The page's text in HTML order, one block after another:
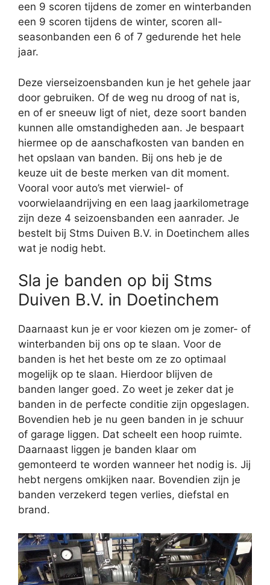
een 9 scoren tijdens de zomer en winterbanden
een 9 scoren tijdens de winter, scoren all-
seasonbanden een 6 of 7 gedurende het hele
jaar.
Deze vierseizoensbanden kun je het gehele jaar
door gebruiken. Of de weg nu droog of nat is,
en of er sneeuw ligt of niet, deze soort banden
kunnen alle omstandigheden aan. Je bespaart
hiermee op de aanschafkosten van banden en
het opslaan van banden. Bij ons heb je de
keuze uit de beste merken van dit moment.
Vooral voor auto’s met vierwiel- of
voorwielaandrijving en een laag jaarkilometrage
zijn deze 4 seizoensbanden een aanrader. Je
bestelt bij Stms Duiven B.V. in Doetinchem alles
wat je nodig hebt.
Sla je banden op bij Stms
Duiven B.V. in Doetinchem
Daarnaast kun je er voor kiezen om je zomer- of
winterbanden bij ons op te slaan. Voor de
banden is het het beste om ze zo optimaal
mogelijk op te slaan. Hierdoor blijven de
banden langer goed. Zo weet je zeker dat je
banden in de perfecte conditie zijn opgeslagen.
Bovendien heb je nu geen banden in je schuur
of garage liggen. Dat scheelt een hoop ruimte.
Daarnaast liggen je banden klaar om
gemonteerd te worden wanneer het nodig is. Jij
hebt nergens omkijken naar. Bovendien zijn je
banden verzekerd tegen verlies, diefstal en
brand.